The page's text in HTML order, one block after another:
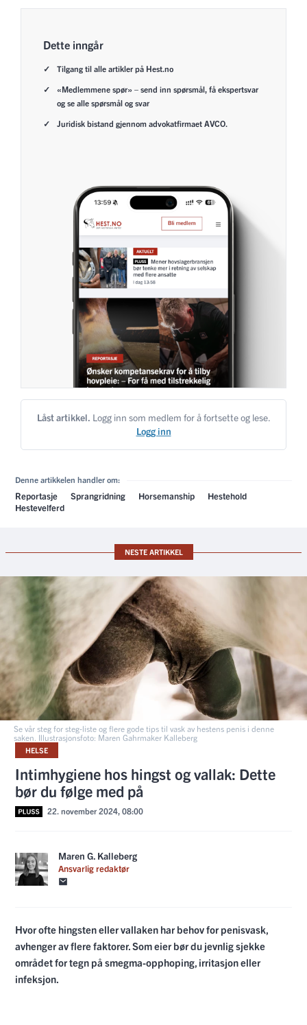
Dette inngår
Tilgang til alle artikler på Hest.no
«Medlemmene spør» – send inn spørsmål, få ekspertsvar
og se alle spørsmål og svar
Juridisk bistand gjennom advokatfirmaet AVCO.
Låst artikkel. Logg inn som medlem for å fortsette og lese.
Logg inn
Denne artikkelen handler om:
Reportasje Sprangridning Horsemanship
Hestehold
Hestevelferd
NESTE ARTIKKEL
Se vår steg for steg-liste og flere gode tips til vask av hestens penis i denne
saken. Illustrasjonsfoto: Maren Gahrmaker Kalleberg
HELSE
Intimhygiene hos hingst og vallak: Dette
bør du følge med på
22. november 2024, 08:00
Maren G. Kalleberg
Ansvarlig redaktør
Hvor ofte hingsten eller vallaken har behov for penisvask,
avhenger av flere faktorer. Som eier bør du jevnlig sjekke
området for tegn på smegma-opphoping, irritasjon eller
infeksjon.